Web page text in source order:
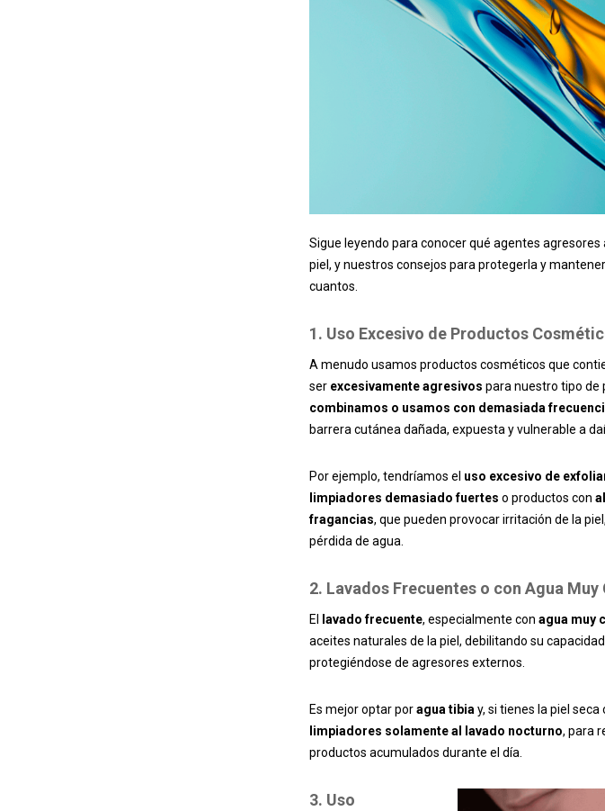
Sigue leyendo para conocer qué agentes
piel, y nuestros consejos para protegerla y
cuantos.
1. Uso Excesivo de Productos
A menudo usamos productos cosméticos que
ser excesivamente agresivos para nuestro tipo de
combinamos o usamos con demasiada
barrera cutánea dañada, expuesta y vulnerable a
Por ejemplo, tendríamos el uso excesivo de
limpiadores demasiado fuertes o productos con
fragancias, que pueden provocar irritación de la
pérdida de agua.
2. Lavados Frecuentes o con Agua Muy
El lavado frecuente, especialmente con agua muy
aceites naturales de la piel, debilitando su
protegiéndose de agresores externos.
Es mejor optar poragua tibia y, si tienes la piel
limpiadores solamente al lavado nocturno, para
productos acumulados durante el día.
3. Uso